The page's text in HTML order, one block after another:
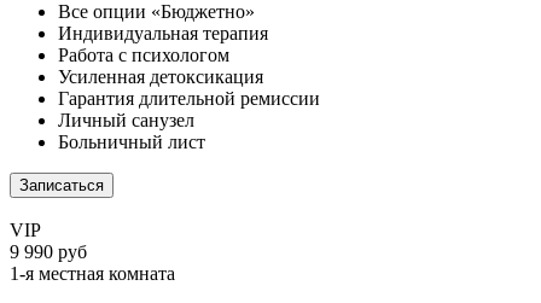
Все опции «Бюджетно»
Индивидуальная терапия
Работа с психологом
Усиленная детоксикация
Гарантия длительной ремиссии
Личный санузел
Больничный лист
Записаться
VIP
9 990 руб
1-я местная комната